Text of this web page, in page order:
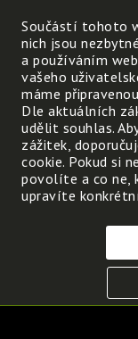
Součástí tohoto
nich jsou
a používáním
vašeho
máme
Dle aktuálních
udělit souhlas.
zážitek,
cookie. Pokud si
povolíte a co ne,
upravíte
Nezbytně
Tyto soubory
funkce. Bez